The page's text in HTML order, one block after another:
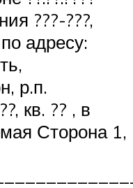
???-???,
адресу:
р.п.
кв. ?? , в
Сторона 1,